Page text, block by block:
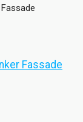
Fassade